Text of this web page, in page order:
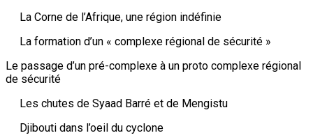
La Corne de l’Afrique, une région indéfinie
La formation d’un « complexe régional de sécurité »
Le passage d’un pré-complexe à un proto complexe régional
de sécurité
Les chutes de Syaad Barré et de Mengistu
Djibouti dans l’oeil du cyclone